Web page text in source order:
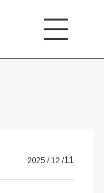
2025 / 12 /11